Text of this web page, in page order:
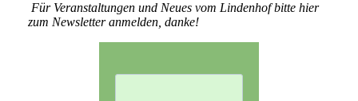
Für Veranstaltungen und Neues vom Lindenhof bitte hier
zum Newsletter anmelden, danke!